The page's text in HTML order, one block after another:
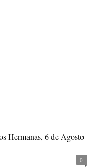
Hermanas, 6 de Agosto
0